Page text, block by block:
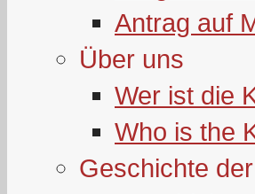
Antrag auf
Über uns
Wer ist die
Who is the
Geschichte